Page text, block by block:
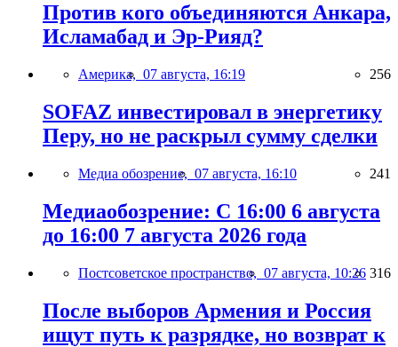
Против кого объединяются Анкара,
Исламабад и Эр-Рияд?
Америка, 07 августа, 16:19 256
SOFAZ инвестировал в энергетику
Перу, но не раскрыл сумму сделки
Медиа обозрение, 07 августа, 16:10 241
Медиаобозрение: С 16:00 6 августа
до 16:00 7 августа 2026 года
Постсоветское пространство, 07 августа, 10:26 316
После выборов Армения и Россия
ищут путь к разрядке, но возврат к